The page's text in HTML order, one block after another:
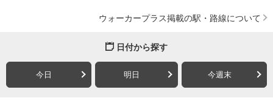
ウォーカープラス掲載の駅・路線について
日付から探す
今日 明日 今週末